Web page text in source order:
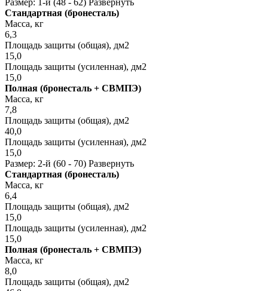
Стандартная (бронесталь)
Масса, кг
6,3
Площадь защиты (общая), дм2
15,0
Площадь защиты (усиленная), дм2
15,0
Полная (бронесталь + СВМПЭ)
Масса, кг
7,8
Площадь защиты (общая), дм2
40,0
Площадь защиты (усиленная), дм2
15,0
Размер: 2-й (60 - 70) Развернуть
Стандартная (бронесталь)
Масса, кг
6,4
Площадь защиты (общая), дм2
15,0
Площадь защиты (усиленная), дм2
15,0
Полная (бронесталь + СВМПЭ)
Масса, кг
8,0
Площадь защиты (общая), дм2